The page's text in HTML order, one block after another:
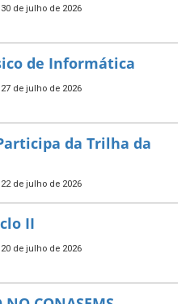
de julho de 2026
de Informática
de julho de 2026
da Trilha da
de julho de 2026
II
de julho de 2026